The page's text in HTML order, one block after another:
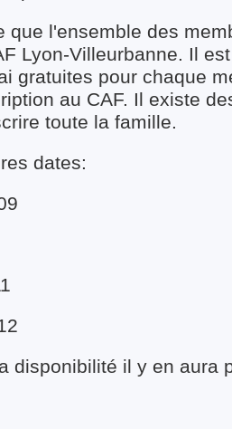
que l'ensemble des
Lyon-Villeurbanne. Il
gratuites pour chaque
au CAF. Il existe
toute la famille.
dates:
disponibilité il y en aura